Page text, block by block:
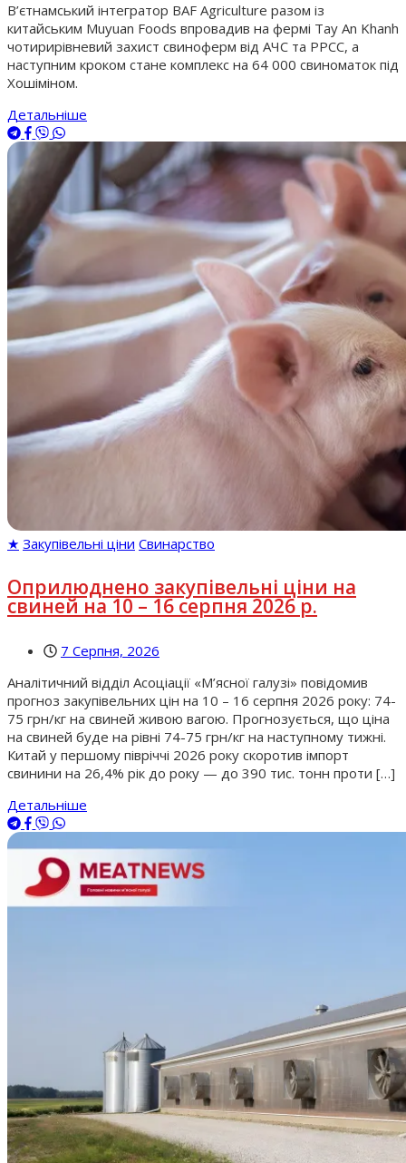
В’єтнамський інтегратор BAF Agriculture разом із
китайським Muyuan Foods впровадив на фермі Tay An Khanh
чотирирівневий захист свиноферм від АЧС та РРСС, а
наступним кроком стане комплекс на 64 000 свиноматок під
Хошіміном.
Детальніше
★ Закупівельні ціни Свинарство
Оприлюднено закупівельні ціни на
свиней на 10 – 16 серпня 2026 р.
7 Серпня, 2026
Аналітичний відділ Асоціації «М’ясної галузі» повідомив
прогноз закупівельних цін на 10 – 16 серпня 2026 року: 74-
75 грн/кг на свиней живою вагою. Прогнозується, що ціна
на свиней буде на рівні 74-75 грн/кг на наступному тижні.
Китай у першому півріччі 2026 року скоротив імпорт
свинини на 26,4% рік до року — до 390 тис. тонн проти […]
Детальніше